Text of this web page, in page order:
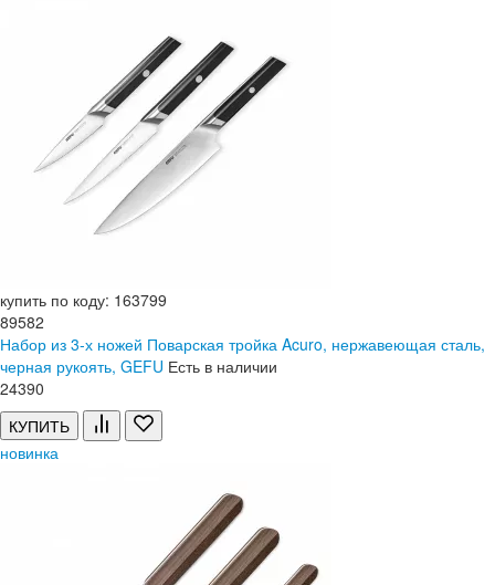
купить по коду: 163799
89582
Набор из 3-х ножей Поварская тройка Acuro, нержавеющая сталь,
черная рукоять, GEFU Есть в наличии
24390
КУПИТЬ
новинка